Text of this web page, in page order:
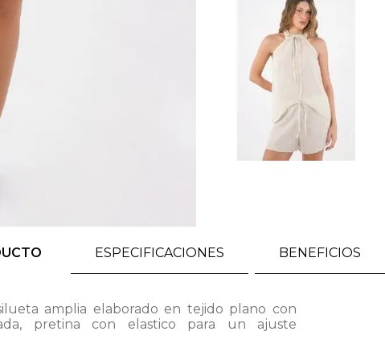
ESPECIFICACIONES BENEFICIOS
amplia elaborado en tejido plano con
pretina con elastico para un ajuste